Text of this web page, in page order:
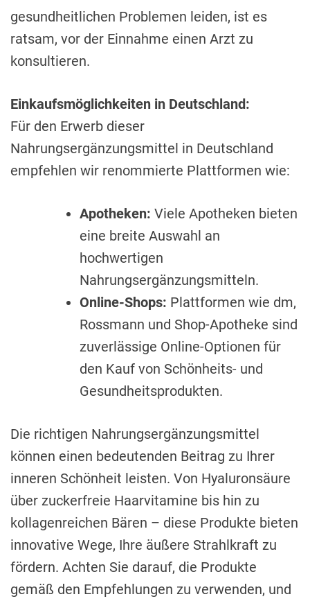
gesundheitlichen Problemen leiden, ist es
ratsam, vor der Einnahme einen Arzt zu
konsultieren.
Einkaufsmöglichkeiten in Deutschland:
Für den Erwerb dieser
Nahrungsergänzungsmittel in Deutschland
empfehlen wir renommierte Plattformen wie:
Apotheken: Viele Apotheken bieten
eine breite Auswahl an
hochwertigen
Nahrungsergänzungsmitteln.
Online-Shops: Plattformen wie dm,
Rossmann und Shop-Apotheke sind
zuverlässige Online-Optionen für
den Kauf von Schönheits- und
Gesundheitsprodukten.
Die richtigen Nahrungsergänzungsmittel
können einen bedeutenden Beitrag zu Ihrer
inneren Schönheit leisten. Von Hyaluronsäure
über zuckerfreie Haarvitamine bis hin zu
kollagenreichen Bären – diese Produkte bieten
innovative Wege, Ihre äußere Strahlkraft zu
fördern. Achten Sie darauf, die Produkte
gemäß den Empfehlungen zu verwenden, und